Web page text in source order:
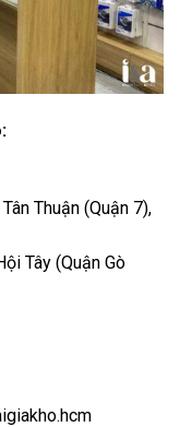
Thuận (Quận 7),
Tây (Quận Gò